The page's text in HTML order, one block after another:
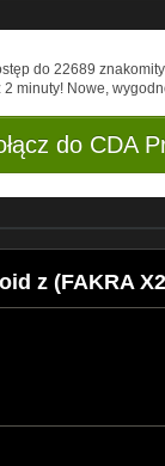
do 22689
2 minuty! Nowe,
do CDA
z (FAKRA